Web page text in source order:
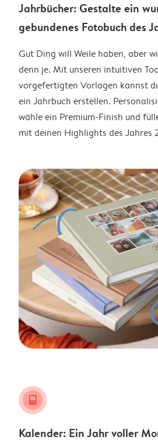
Jahrbücher: Gestalte ein
gebundenes Fotobuch des
Gut Ding will Weile haben, aber
denn je. Mit unseren intuitiven
vorgefertigten Vorlagen kannst
ein Jahrbuch erstellen.
wähle ein Premium-Finish und
mit deinen Highlights des Jahres
calendar_grid
Kalender: Ein Jahr voller